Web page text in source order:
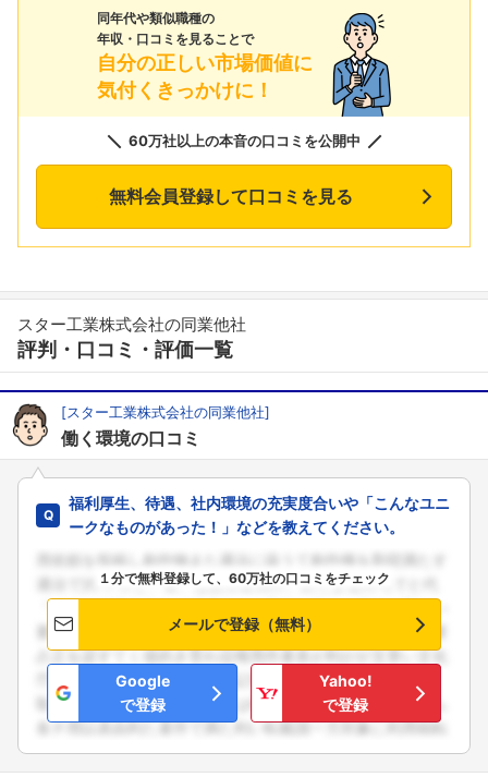
同年代や類似職種の
年収・口コミを見ることで
自分の正しい市場価値に
気付くきっかけに！
60万社以上の本音の口コミを公開中
無料会員登録して口コミを見る
スター工業株式会社の同業他社
評判・口コミ・評価一覧
[スター工業株式会社の同業他社]
働く環境の口コミ
福利厚生、待遇、社内環境の充実度合いや「こんなユニ
ークなものがあった！」などを教えてください。
１分で無料登録して、60万社の口コミをチェック
メールで登録（無料）
Google
で登録
Yahoo!
で登録